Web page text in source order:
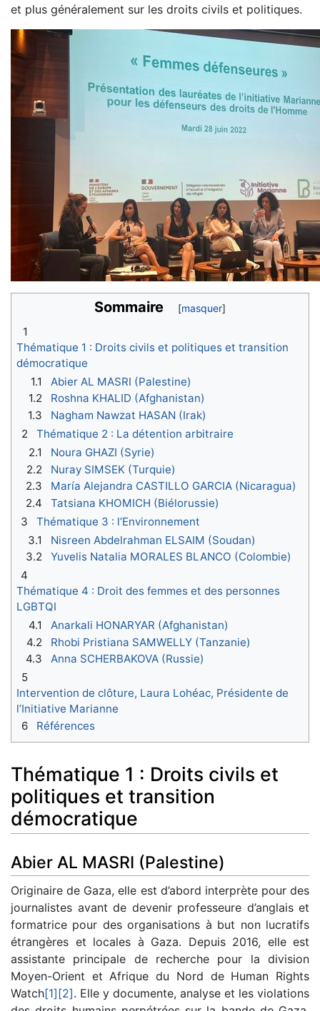
et plus généralement sur les droits civils et politiques.
Sommaire
1
Thématique 1 : Droits civils et politiques et transition
démocratique
1.1
Abier AL MASRI (Palestine)
1.2
Roshna KHALID (Afghanistan)
1.3
Nagham Nawzat HASAN (Irak)
2
Thématique 2 : La détention arbitraire
2.1
Noura GHAZI (Syrie)
2.2
Nuray SIMSEK (Turquie)
2.3
María Alejandra CASTILLO GARCIA (Nicaragua)
2.4
Tatsiana KHOMICH (Biélorussie)
3
Thématique 3 : l’Environnement
3.1
Nisreen Abdelrahman ELSAIM (Soudan)
3.2
Yuvelis Natalia MORALES BLANCO (Colombie)
4
Thématique 4 : Droit des femmes et des personnes
LGBTQI
4.1
Anarkali HONARYAR (Afghanistan)
4.2
Rhobi Pristiana SAMWELLY (Tanzanie)
4.3
Anna SCHERBAKOVA (Russie)
5
Intervention de clôture, Laura Lohéac, Présidente de
l’Initiative Marianne
6
Références
Thématique 1 : Droits civils et
politiques et transition
démocratique
Abier AL MASRI (Palestine)
Originaire de Gaza, elle est d’abord interprète pour des
journalistes avant de devenir professeure d’anglais et
formatrice pour des organisations à but non lucratifs
étrangères et locales à Gaza. Depuis 2016, elle est
assistante principale de recherche pour la division
Moyen-Orient et Afrique du Nord de Human Rights
Watch[1][2]. Elle y documente, analyse et les violations